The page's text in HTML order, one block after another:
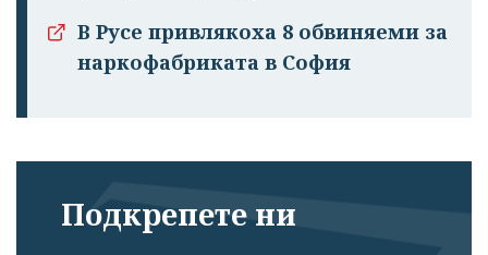
В Русе привлякоха 8 обвиняеми за
наркофабриката в София
Подкрепете ни